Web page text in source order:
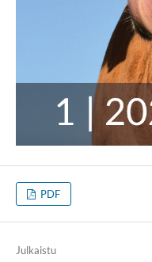
PDF
Julkaistu